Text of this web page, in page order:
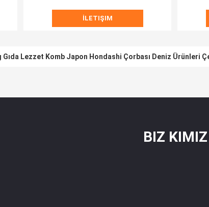
İLETIŞIM
Gıda Lezzet Komb Japon Hondashi Çorbası Deniz Ürünleri
BIZ KIMIZ